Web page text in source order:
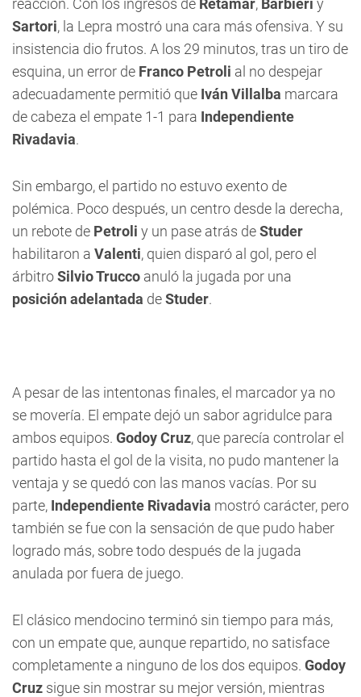
reacción. Con los ingresos de Retamar, Barbieri y
Sartori, la Lepra mostró una cara más ofensiva. Y su
insistencia dio frutos. A los 29 minutos, tras un tiro de
esquina, un error de Franco Petroli al no despejar
adecuadamente permitió que Iván Villalba marcara
de cabeza el empate 1-1 para Independiente
Rivadavia.
Sin embargo, el partido no estuvo exento de
polémica. Poco después, un centro desde la derecha,
un rebote de Petroli y un pase atrás deStuder
habilitaron a Valenti, quien disparó al gol, pero el
árbitroSilvio Trucco anuló la jugada por una
posición adelantada deStuder.
A pesar de las intentonas finales, el marcador ya no
se movería. El empate dejó un sabor agridulce para
ambos equipos. Godoy Cruz, que parecía controlar el
partido hasta el gol de la visita, no pudo mantener la
ventaja y se quedó con las manos vacías. Por su
parte, Independiente Rivadavia mostró carácter, pero
también se fue con la sensación de que pudo haber
logrado más, sobre todo después de la jugada
anulada por fuera de juego.
El clásico mendocino terminó sin tiempo para más,
con un empate que, aunque repartido, no satisface
completamente a ninguno de los dos equipos. Godoy
Cruz sigue sin mostrar su mejor versión, mientras